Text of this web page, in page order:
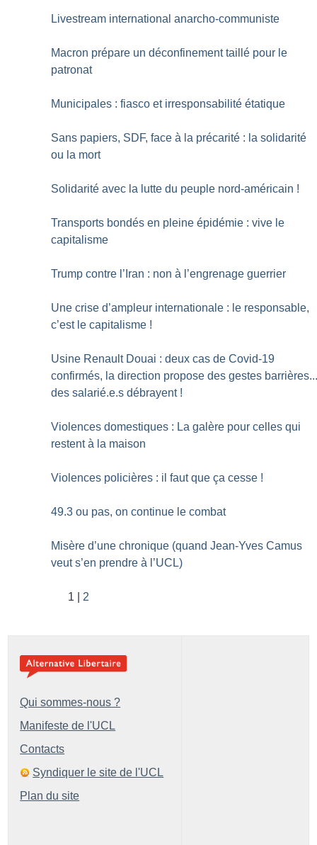
Livestream international anarcho-communiste
Macron prépare un déconfinement taillé pour le
patronat
Municipales : fiasco et irresponsabilité étatique
Sans papiers, SDF, face à la précarité : la solidarité
ou la mort
Solidarité avec la lutte du peuple nord-américain !
Transports bondés en pleine épidémie : vive le
capitalisme
Trump contre l’Iran : non à l’engrenage guerrier
Une crise d’ampleur internationale : le responsable,
c’est le capitalisme !
Usine Renault Douai : deux cas de Covid-19
confirmés, la direction propose des gestes
des salarié.e.s débrayent !
Violences domestiques : La galère pour celles qui
restent à la maison
Violences policières : il faut que ça cesse !
49.3 ou pas, on continue le combat
Misère d’une chronique (quand Jean-Yves Camus
veut s’en prendre à l’UCL)
1 2
Qui sommes-nous ?
Manifeste de l'UCL
Contacts
Syndiquer le site de l'UCL
Plan du site